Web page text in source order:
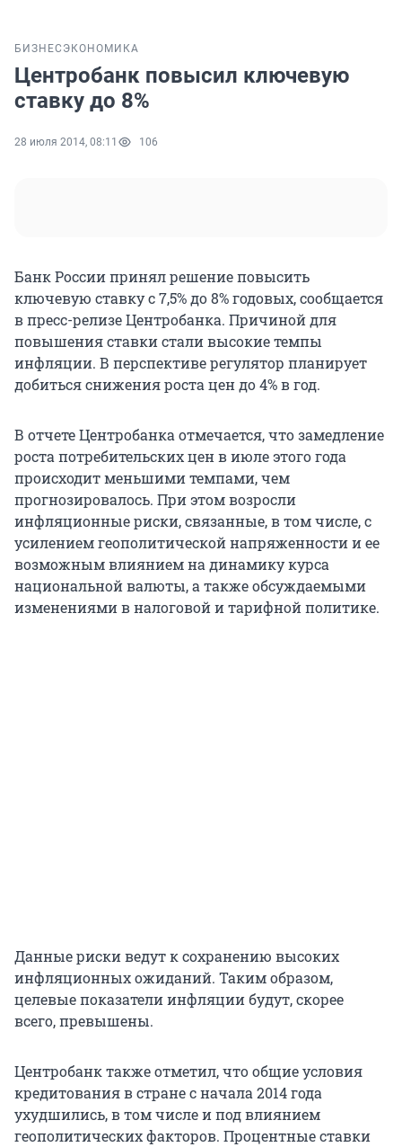
БИЗНЕС ЭКОНОМИКА
Центробанк повысил ключевую
ставку до 8%
28 июля 2014, 08:11 106
Банк России принял решение повысить
ключевую ставку с 7,5% до 8% годовых, сообщается
в пресс-релизе Центробанка. Причиной для
повышения ставки стали высокие темпы
инфляции. В перспективе регулятор планирует
добиться снижения роста цен до 4% в год.
В отчете Центробанка отмечается, что замедление
роста потребительских цен в июле этого года
происходит меньшими темпами, чем
прогнозировалось. При этом возросли
инфляционные риски, связанные, в том числе, с
усилением геополитической напряженности и ее
возможным влиянием на динамику курса
национальной валюты, а также обсуждаемыми
изменениями в налоговой и тарифной политике.
Данные риски ведут к сохранению высоких
инфляционных ожиданий. Таким образом,
целевые показатели инфляции будут, скорее
всего, превышены.
Центробанк также отметил, что общие условия
кредитования в стране с начала 2014 года
ухудшились, в том числе и под влиянием
геополитических факторов. Процентные ставки